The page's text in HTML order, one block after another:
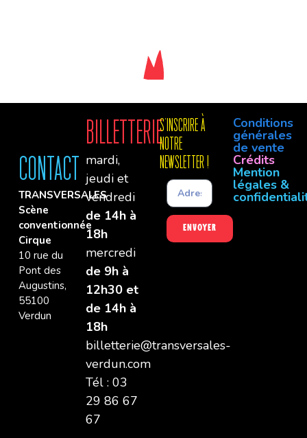
Contact
TRANSVERSALES
Scène
conventionnée
Cirque
10 rue du
Pont des
Augustins,
55100
Verdun
Billetterie
mardi,
jeudi et
vendredi
de 14h à
18h
mercredi
de 9h à
12h30 et
de 14h à
18h
billetterie@transversales-
verdun.com
Tél : 03
29 86 67
67
S'INSCRIre à
notre
newsletter !
Envoyer
Conditions
générales
de vente
Crédits
Mention
légales &